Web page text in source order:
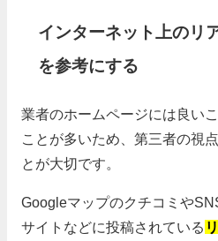
インターネット上のリ
を参考にする
業者のホームページには良い
ことが多いため、第三者の視
とが大切です。
Googleマップのクチコミや
サイトなどに投稿されている